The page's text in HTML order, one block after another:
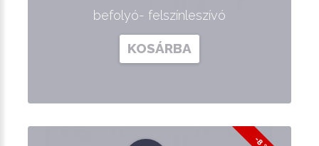
befolyó- felszínleszívó
KOSÁRBA